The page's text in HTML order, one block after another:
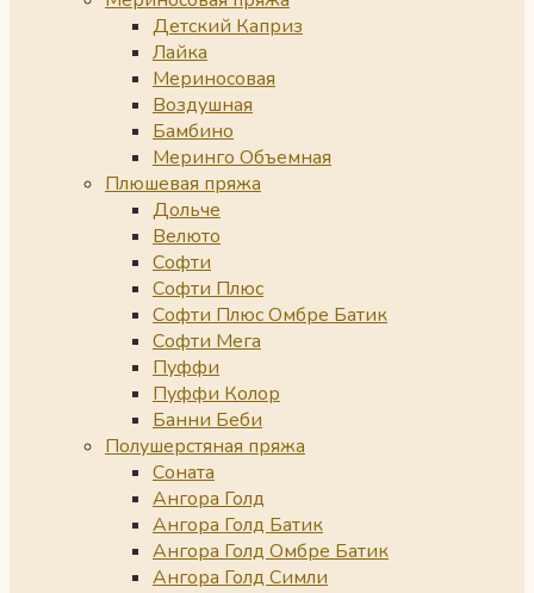
Детский Каприз
Лайка
Мериносовая
Воздушная
Бамбино
Меринго Объемная
Плюшевая пряжа
Дольче
Велюто
Софти
Софти Плюс
Софти Плюс Омбре Батик
Софти Мега
Пуффи
Пуффи Колор
Банни Беби
Полушерстяная пряжа
Соната
Ангора Голд
Ангора Голд Батик
Ангора Голд Омбре Батик
Ангора Голд Симли